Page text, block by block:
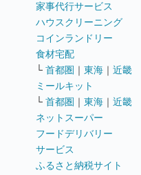
家事代行サービス
ハウスクリーニング
コインランドリー
食材宅配
└ 首都圏 ｜ 東海 ｜ 近畿
ミールキット
└ 首都圏 ｜ 東海 ｜ 近畿
ネットスーパー
フードデリバリー
サービス
ふるさと納税サイト